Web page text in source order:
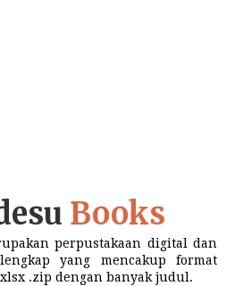
Books
perpustakaan digital dan
yang mencakup format
.zip dengan banyak judul.